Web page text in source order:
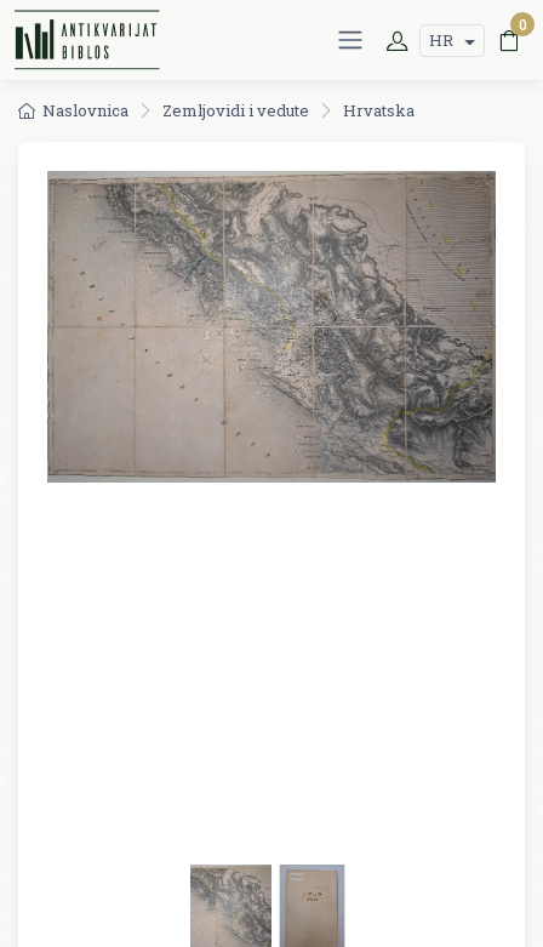
HR
0
Naslovnica Zemljovidi i vedute Hrvatska